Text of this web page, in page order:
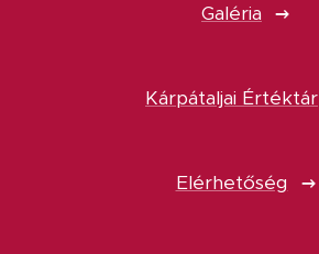
Galéria
Kárpátaljai Értéktár
Elérhetőség